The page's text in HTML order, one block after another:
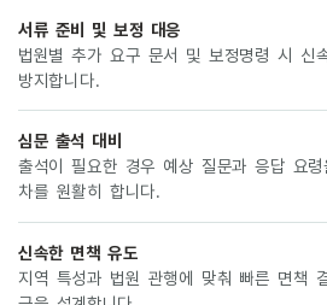
서류 준비 및 보정 대응
법원별 추가 요구 문서 및 보정명령 시 신
방지합니다.
심문 출석 대비
출석이 필요한 경우 예상 질문과 응답 요
차를 원활히 합니다.
신속한 면책 유도
지역 특성과 법원 관행에 맞춰 빠른 면책